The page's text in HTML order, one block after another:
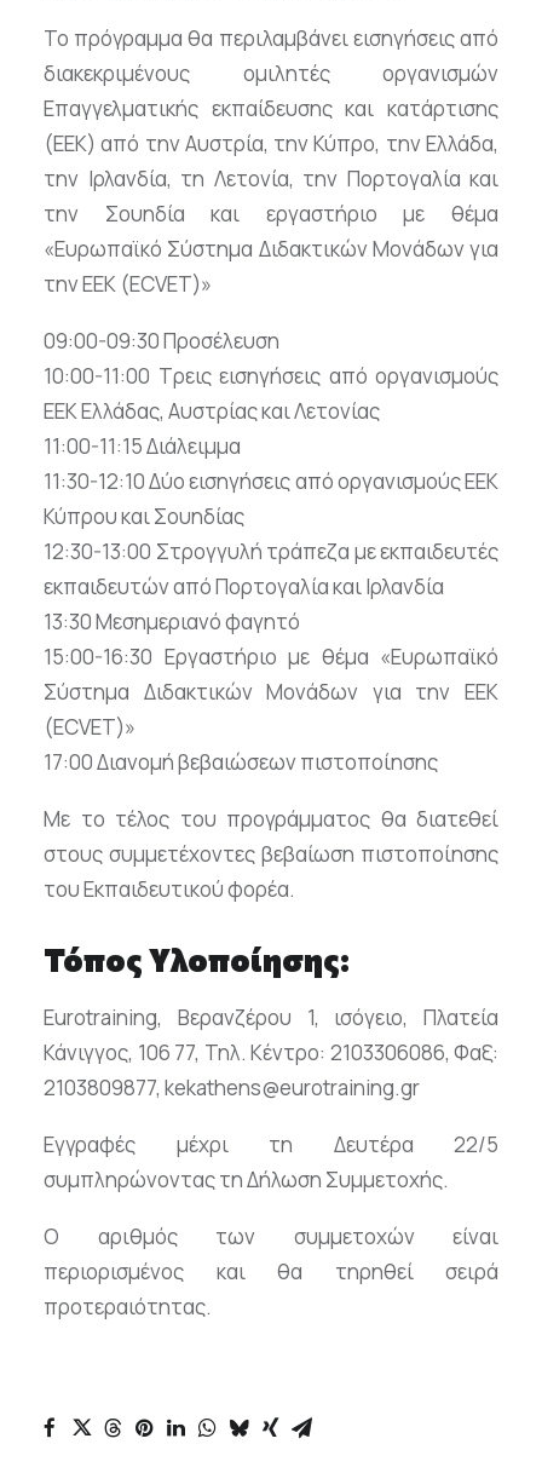
Το πρόγραμμα θα περιλαμβάνει εισηγήσεις από
διακεκριμένους ομιλητές οργανισμών
Επαγγελματικής εκπαίδευσης και κατάρτισης
(ΕΕΚ) από την Αυστρία, την Κύπρο, την Ελλάδα,
την Ιρλανδία, τη Λετονία, την Πορτογαλία και
την Σουηδία και εργαστήριο με θέμα
«Ευρωπαϊκό Σύστημα Διδακτικών Μονάδων για
την ΕΕΚ (ECVET)»
09:00-09:30 Προσέλευση
10:00-11:00 Τρεις εισηγήσεις από οργανισμούς
ΕΕΚ Ελλάδας, Αυστρίας και Λετονίας
11:00-11:15 Διάλειμμα
11:30-12:10 Δύο εισηγήσεις από οργανισμούς ΕΕΚ
Κύπρου και Σουηδίας
12:30-13:00 Στρογγυλή τράπεζα με εκπαιδευτές
εκπαιδευτών από Πορτογαλία και Ιρλανδία
13:30 Μεσημεριανό φαγητό
15:00-16:30 Εργαστήριο με θέμα «Ευρωπαϊκό
Σύστημα Διδακτικών Μονάδων για την ΕΕΚ
(ECVET)»
17:00 Διανομή βεβαιώσεων πιστοποίησης
Με το τέλος του προγράμματος θα διατεθεί
στους συμμετέχοντες βεβαίωση πιστοποίησης
του Εκπαιδευτικού φορέα.
Τόπος Υλοποίησης:
Eurotraining, Βερανζέρου 1, ισόγειο, Πλατεία
Κάνιγγος, 106 77, Τηλ. Κέντρο: 2103306086, Φαξ:
2103809877, kekathens@eurotraining.gr
Εγγραφές μέχρι τη Δευτέρα 22/5
συμπληρώνοντας τη Δήλωση Συμμετοχής.
Ο αριθμός των συμμετοχών είναι
περιορισμένος και θα τηρηθεί σειρά
προτεραιότητας.